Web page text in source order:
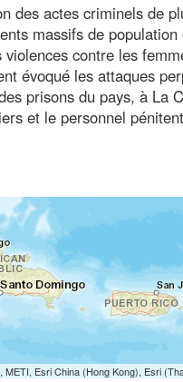
des actes criminels de
massifs de
contre les
évoqué les attaques
prisons du pays, à La
et le personnel
Esri China (Hong Kong), Esri